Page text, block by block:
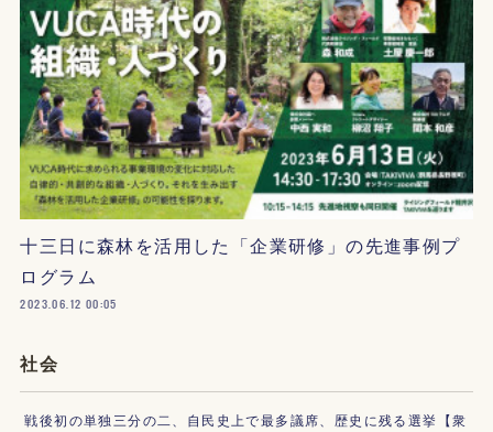
十三日に森林を活用した「企業研修」の先進事例プ
ログラム
2023.06.12 00:05
社会
戦後初の単独三分の二、自民史上で最多議席、歴史に残る選挙【衆